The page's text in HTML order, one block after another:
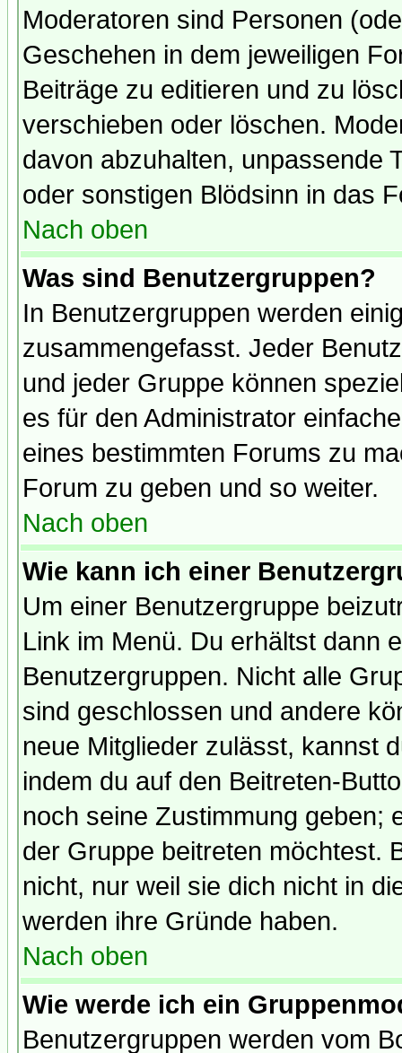
Moderatoren sind Personen
Geschehen in dem jeweiligen
Beiträge zu editieren und zu
verschieben oder löschen.
davon abzuhalten, unpassende
oder sonstigen Blödsinn in das
Nach oben
Was sind Benutzergruppen?
In Benutzergruppen werden
zusammengefasst. Jeder
und jeder Gruppe können
es für den Administrator
eines bestimmten Forums zu
Forum zu geben und so weiter.
Nach oben
Wie kann ich einer
Um einer Benutzergruppe
Link im Menü. Du erhältst dann
Benutzergruppen. Nicht alle
sind geschlossen und andere
neue Mitglieder zulässt, kannst
indem du auf den Beitreten-
noch seine Zustimmung geben;
der Gruppe beitreten möchtest.
nicht, nur weil sie dich nicht in
werden ihre Gründe haben.
Nach oben
Wie werde ich ein
Benutzergruppen werden vom